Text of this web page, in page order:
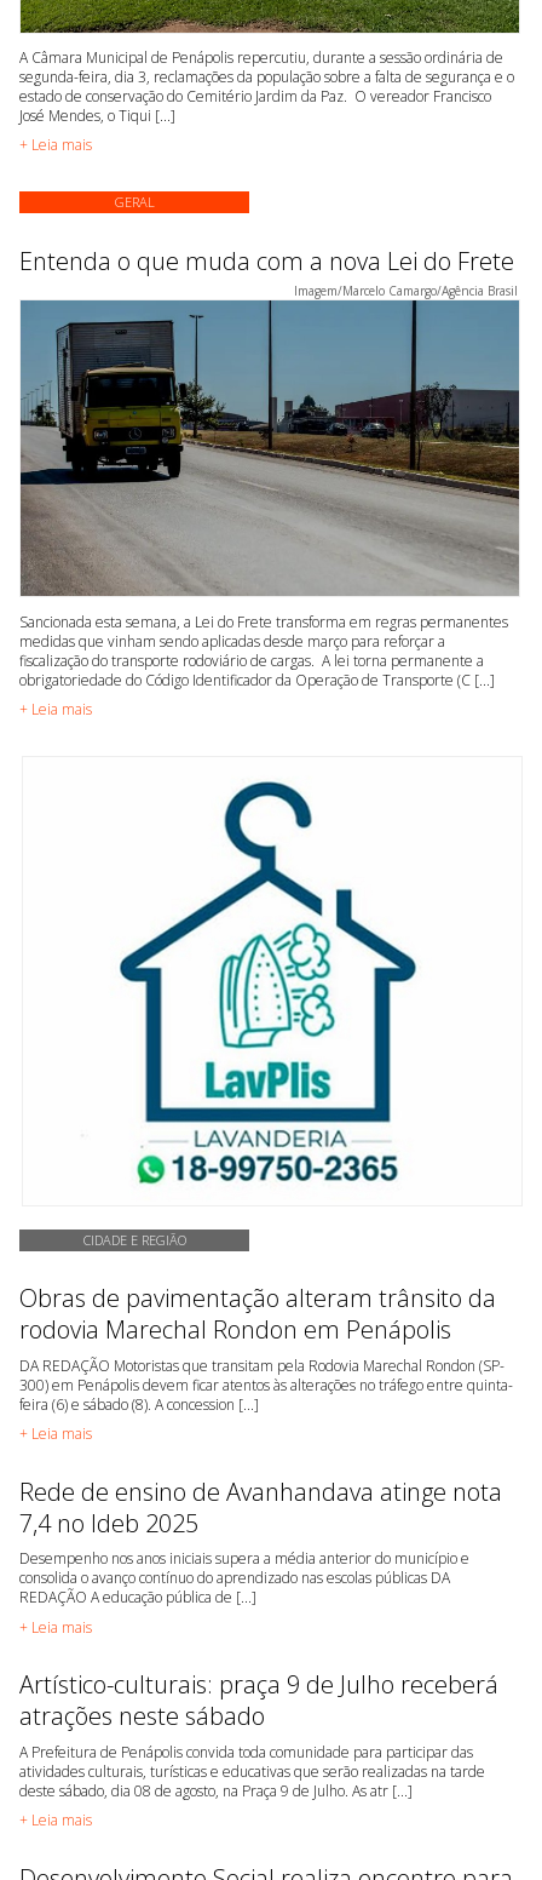
A Câmara Municipal de Penápolis repercutiu, durante a sessão ordinária de
segunda-feira, dia 3, reclamações da população sobre a falta de segurança e o
estado de conservação do Cemitério Jardim da Paz. O vereador Francisco
José Mendes, o Tiqui [...]
+ Leia mais
GERAL
Entenda o que muda com a nova Lei do Frete
Imagem/Marcelo Camargo/Agência Brasil
Sancionada esta semana, a Lei do Frete transforma em regras permanentes
medidas que vinham sendo aplicadas desde março para reforçar a
fiscalização do transporte rodoviário de cargas. A lei torna permanente a
obrigatoriedade do Código Identificador da Operação de Transporte (C [...]
+ Leia mais
CIDADE E REGIÃO
Obras de pavimentação alteram trânsito da
rodovia Marechal Rondon em Penápolis
DA REDAÇÃO Motoristas que transitam pela Rodovia Marechal Rondon (SP-
300) em Penápolis devem ficar atentos às alterações no tráfego entre quinta-
feira (6) e sábado (8). A concession [...]
+ Leia mais
Rede de ensino de Avanhandava atinge nota
7,4 no Ideb 2025
Desempenho nos anos iniciais supera a média anterior do município e
consolida o avanço contínuo do aprendizado nas escolas públicas DA
REDAÇÃO A educação pública de [...]
+ Leia mais
Artístico-culturais: praça 9 de Julho receberá
atrações neste sábado
A Prefeitura de Penápolis convida toda comunidade para participar das
atividades culturais, turísticas e educativas que serão realizadas na tarde
deste sábado, dia 08 de agosto, na Praça 9 de Julho. As atr [...]
+ Leia mais